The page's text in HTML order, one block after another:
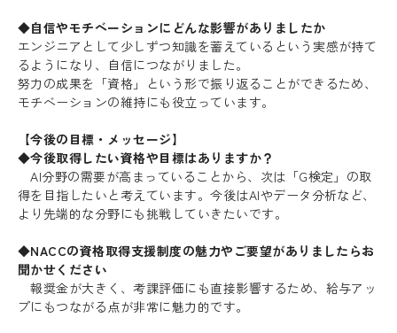
◆自信やモチベーションにどんな影響がありましたか
エンジニアとして少しずつ知識を蓄えているという実感が持て
るようになり、自信につながりました。
努力の成果を「資格」という形で振り返ることができるため、
モチベーションの維持にも役立っています。
【今後の目標・メッセージ】
◆今後取得したい資格や目標はありますか？
AI分野の需要が高まっていることから、次は「G検定」の取
得を目指したいと考えています。今後はAIやデータ分析など、
より先端的な分野にも挑戦していきたいです。
◆NACCの資格取得支援制度の魅力やご要望がありましたらお
聞かせください
報奨金が大きく、考課評価にも直接影響するため、給与アッ
プにもつながる点が非常に魅力的です。